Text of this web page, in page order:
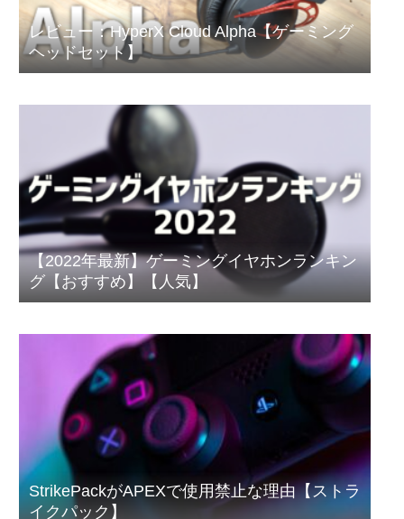
レビュー：HyperX Cloud Alpha【ゲーミング
ヘッドセット】
【2022年最新】ゲーミングイヤホンランキン
グ【おすすめ】【人気】
StrikePackがAPEXで使用禁止な理由【ストラ
イクパック】